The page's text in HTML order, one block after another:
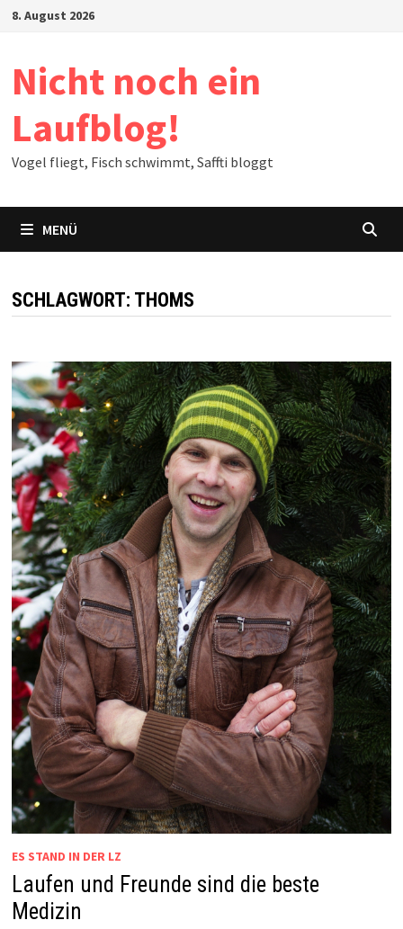
Zum8. August 2026
Nicht noch ein
Laufblog!
Vogel fliegt, Fisch schwimmt, Saffti bloggt
MENÜ
SCHLAGWORT: THOMS
ES STAND IN DER LZ
Laufen und Freunde sind die beste
Medizin